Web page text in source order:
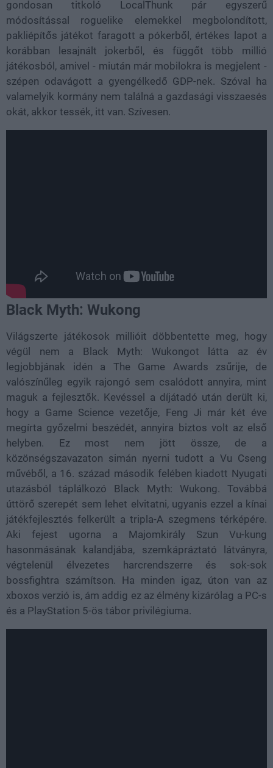
gondosan titkoló LocalThunk pár egyszerű
módosítással roguelike elemekkel megbolondított,
pakliépítős játékot faragott a pókerből, értékes lapot a
korábban lesajnált jokerből, és függőt több millió
játékosból, amivel - miután már mobilokra is megjelent -
szépen odavágott a gyengélkedő GDP-nek. Szóval ha
valamelyik kormány nem találná a gazdasági visszaesés
okát, akkor tessék, itt van. Szívesen.
Black Myth: Wukong
Világszerte játékosok millióit döbbentette meg, hogy
végül nem a Black Myth: Wukongot látta az év
legjobbjának idén a The Game Awards zsűrije, de
valószínűleg egyik rajongó sem csalódott annyira, mint
maguk a fejlesztők. Kevéssel a díjátadó után derült ki,
hogy a Game Science vezetője, Feng Ji már két éve
megírta győzelmi beszédét, annyira biztos volt az első
helyben. Ez most nem jött össze, de a
közönségszavazaton simán nyerni tudott a Vu Cseng
művéből, a 16. század második felében kiadott Nyugati
utazásból táplálkozó Black Myth: Wukong. Továbbá
úttörő szerepét sem lehet elvitatni, ugyanis ezzel a kínai
játékfejlesztés felkerült a tripla-A szegmens térképére.
Aki fejest ugorna a Majomkirály Szun Vu-kung
hasonmásának kalandjába, szemkápráztató látványra,
végtelenül élvezetes harcrendszerre és sok-sok
bossfightra számítson. Ha minden igaz, úton van az
xboxos verzió is, ám addig ez az élmény kizárólag a PC-s
és a PlayStation 5-ös tábor privilégiuma.